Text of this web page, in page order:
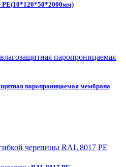
РЕ(10*120*50*2000мм)
паропроницаемая мембрана